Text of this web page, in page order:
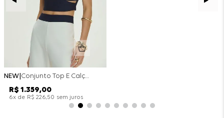
NEW Conjunto Top E Calça Wide Leg Bicolor Alfaitaria - Off White
R$ 1 .359,00
6x de R$ 226,50 sem juros